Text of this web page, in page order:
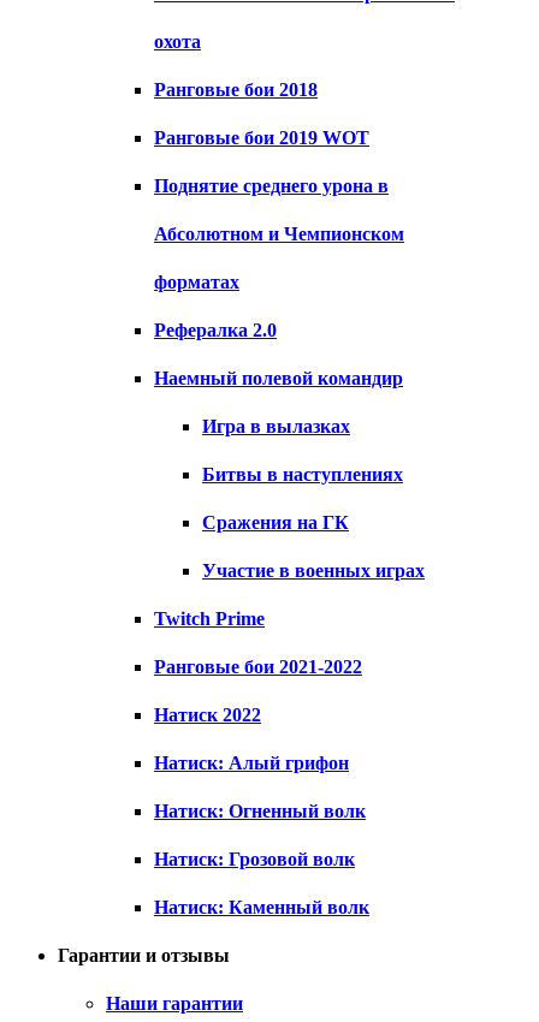
охота
Ранговые бои 2018
Ранговые бои 2019 WOT
Поднятие среднего урона в
Абсолютном и Чемпионском
форматах
Рефералка 2.0
Наемный полевой командир
Игра в вылазках
Битвы в наступлениях
Сражения на ГК
Участие в военных играх
Twitch Prime
Ранговые бои 2021-2022
Натиск 2022
Натиск: Алый грифон
Натиск: Огненный волк
Натиск: Грозовой волк
Натиск: Каменный волк
Гарантии и отзывы
Наши гарантии